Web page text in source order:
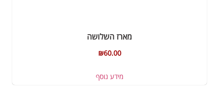
מארז השלושה
₪60.00
מידע נוסף